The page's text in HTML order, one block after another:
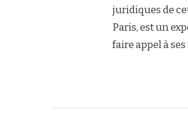
juridiques de
Paris, est un
faire appel à